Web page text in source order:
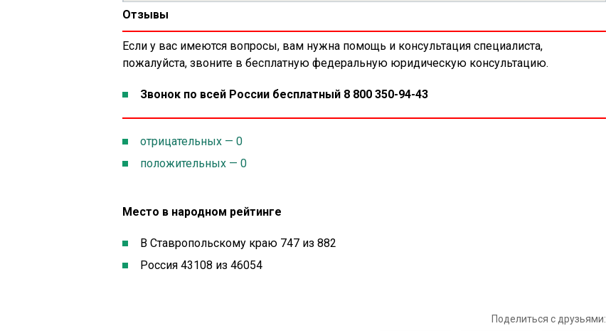
Отзывы
Если у вас имеются вопросы, вам нужна помощь и консультация специалиста,
пожалуйста, звоните в бесплатную федеральную юридическую консультацию.
Звонок по всей России бесплатный 8 800 350-94-43
отрицательных — 0
положительных — 0
Место в народном рейтинге
В Ставропольскому краю 747 из 882
Россия 43108 из 46054
Поделиться с друзьями: